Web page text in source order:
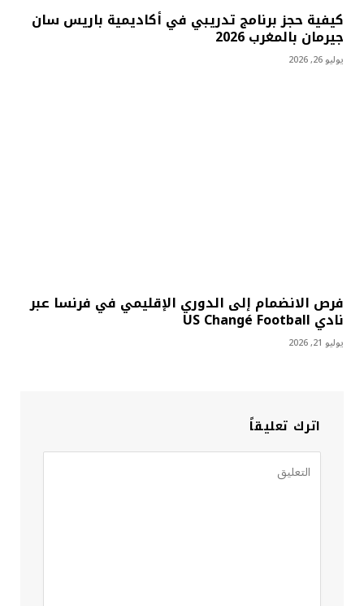
كيفية حجز برنامج تدريبي في أكاديمية باريس سان
جيرمان بالمغرب 2026
يوليو 26, 2026
فرص الانضمام إلى الدوري الإقليمي في فرنسا عبر
نادي US Changé Football
يوليو 21, 2026
اترك تعليقاً